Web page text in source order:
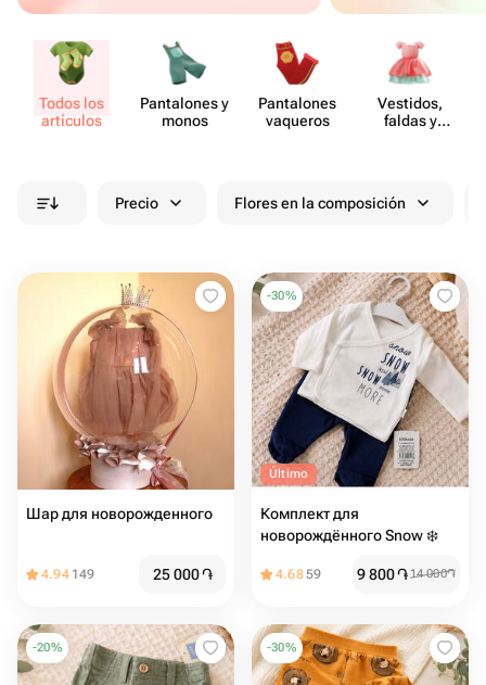
Todos los
artículos
Pant​alones y
monos
Pant​alones
vaqueros
Vestidos,
faldas y
Precio Flores en la composición
Шар для новорожденного
4.94 149 25 000֏
-30%
Último
Комплект для
новорождённого Snow ❄️
4.6859 9 800֏14 000֏
-20% -30%